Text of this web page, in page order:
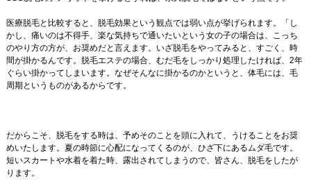
医療脱毛と比較すると、脱毛効果という観点では弱い点が挙げられます。「し
かし、痛いのは不得手、楽な気持ちで通いたいという女の子の場合は、こっち
のやり方の方が、お奨めだと言えます。いざ脱毛をやってみると、すごく、時
間が掛かるんです。脱毛エステの場合、むだ毛をしっかり処理したければ、2年
ぐらい掛かってしまいます。なぜそんなに掛かるのかというと、体毛には、毛
周期というものがあるからです。
だからこそ、脱毛をする時は、予めそのことを頭に入れて、うけることをお奨
めいたします。夏の時節に心配になってくるのが、ひざ下にあるムダ毛です。
短いスカートや水着を着た時、露出されてしまうので、皆さん、脱毛をしたが
ります。